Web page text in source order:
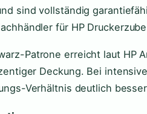
sind vollständig
für HP
Patrone erreicht laut HP
Deckung. Bei
Verhältnis deutlich